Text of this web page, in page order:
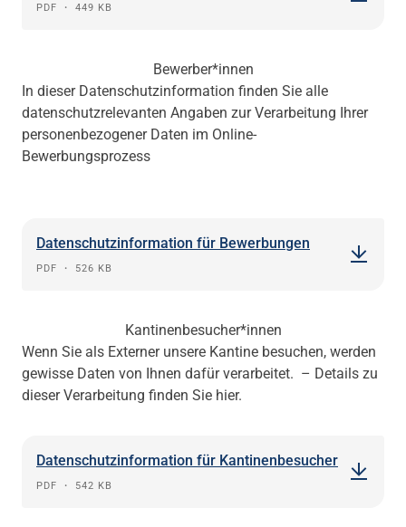
PDF ・ 449 KB
Bewerber*innen
In dieser Datenschutzinformation finden Sie alle
datenschutzrelevanten Angaben zur Verarbeitung Ihrer
personenbezogener Daten im Online-
Bewerbungsprozess
Datenschutzinformation für Bewerbungen
PDF ・ 526 KB
Kantinenbesucher*innen
Wenn Sie als Externer unsere Kantine besuchen, werden
gewisse Daten von Ihnen dafür verarbeitet. – Details zu
dieser Verarbeitung finden Sie hier.
Datenschutzinformation für Kantinenbesucher
PDF ・ 542 KB